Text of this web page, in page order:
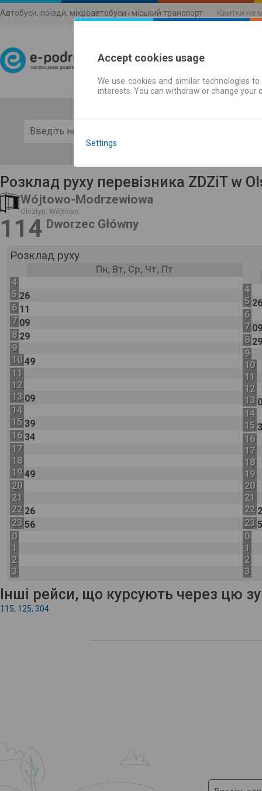
Автобуси, поїзди, мікроавтобуси і міський транспорт Квитки на
Розклади руху
Розклад руху перевізника ZDZiT w
Wójtowo-Modrzewiowa
Olsztyn, Wójtowo
114 Dworzec Główny
Розклад руху
Пн, Вт, Ср, Чт, Пт
4
5 26
6 11
7 09
8 29
9
10 49
11
12
13 09
14
15 39
16 34
17
18
19 49
20
21
22 26
23 56
0
1
2
3
4
5
6
7
8
9
10
11
12
13
14
15
16
17
18
19
20
21
22
23
0
1
2
3
Інші рейси, що курсують через цю
115, 125, 304
Accept cookies usage
We use cookies and similar technologies
interests. You can withdraw or change
Settings